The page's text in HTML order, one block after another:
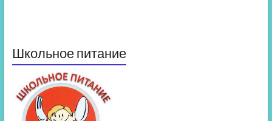
Школьное питание